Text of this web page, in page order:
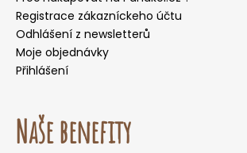
Registrace zákazníckeho účtu
Odhlášení z newsletterů
Moje objednávky
Přihlášení
Naše benefity